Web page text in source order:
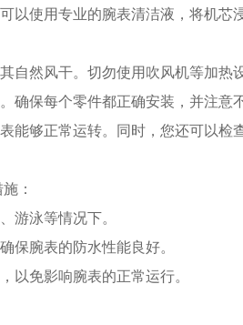
使用专业的腕表清洁液，将机芯
然风干。切勿使用吹风机等加热
保每个零件都正确安装，并注意
够正常运转。同时，您还可以检
：
泳等情况下。
腕表的防水性能良好。
免影响腕表的正常运行。